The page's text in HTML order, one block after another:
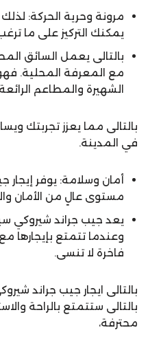
مرونة وحرية الحركة:
يمكنك التركيز على ما
بالتالى يعمل السائق
مع المعرفة المحلية.
الشهيرة والمطاعم
بالتالى مما يعزز تجربتك
في المدينة.
أمان وسلامة: يوفر إيجار
مستوى عالٍ من الأمان
وعندما تتمتع بإيجارها
فاخرة لا تنسى.
بالتالى ايجار جيب جراند
بالتالى ستتمتع بالراحة
محترفة،